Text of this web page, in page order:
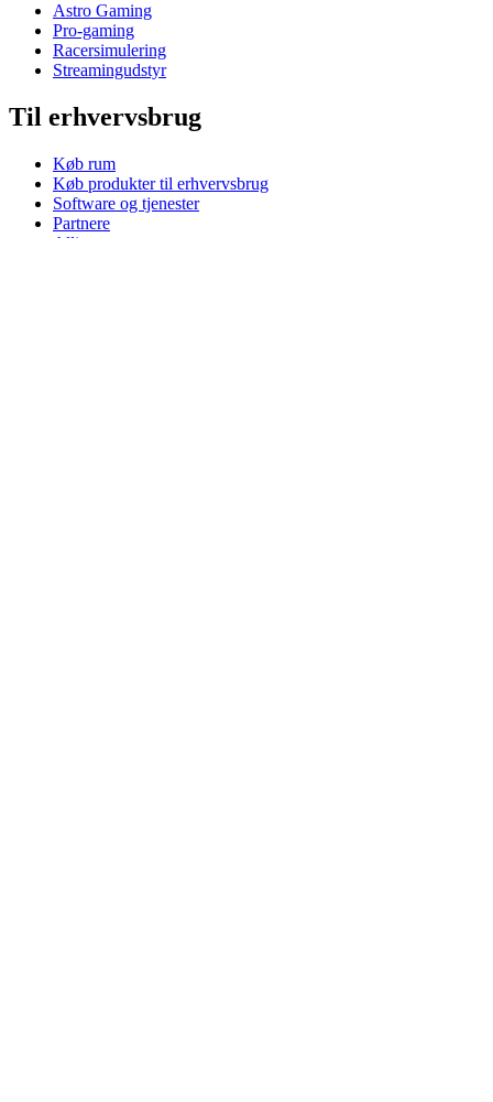
Astro Gaming
Pro-gaming
Racersimulering
Streamingudstyr
Til erhvervsbrug
Køb rum
Køb produkter til erhvervsbrug
Software og tjenester
Partnere
Alliance-partnere